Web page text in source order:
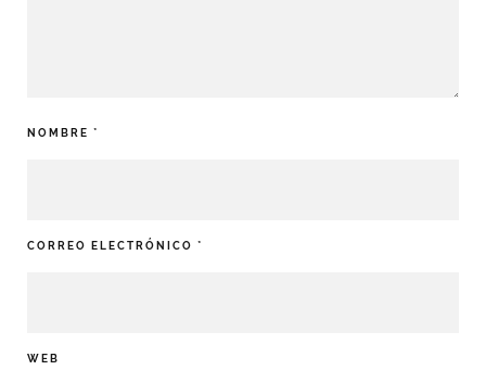
NOMBRE *
CORREO ELECTRÓNICO *
WEB